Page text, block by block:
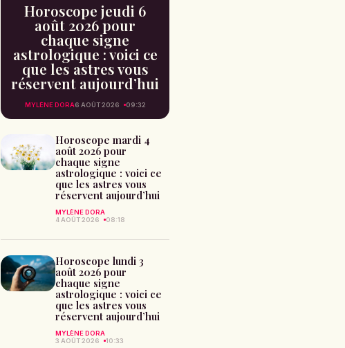
Horoscope jeudi 6
août 2026 pour
chaque signe
astrologique : voici ce
que les astres vous
réservent aujourd’hui
MYLÈNE DORA6 AOÛT 2026 09:32
Horoscope mardi 4
août 2026 pour
chaque signe
astrologique : voici ce
que les astres vous
réservent aujourd’hui
MYLÈNE DORA
4 AOÛT 2026
08:18
Horoscope lundi 3
août 2026 pour
chaque signe
astrologique : voici ce
que les astres vous
réservent aujourd’hui
MYLÈNE DORA
3 AOÛT 2026
10:33